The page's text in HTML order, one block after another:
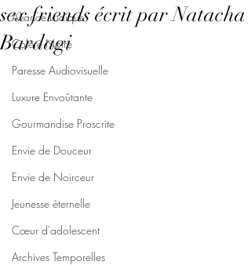
Avarice Ludique
Colère Noire
Paresse Audiovisuelle
Luxure Envoûtante
Gourmandise Proscrite
Envie de Douceur
Envie de Noirceur
Jeunesse éternelle
Cœur d'adolescent
Archives Temporelles
sex friends écrit par Natacha
Bardagi